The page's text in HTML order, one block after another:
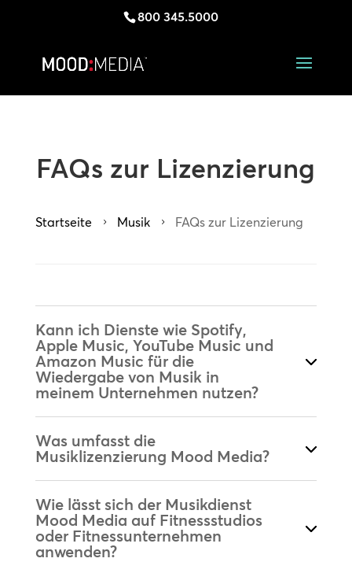
800 345.5000
FAQs zur Lizenzierung
Startseite 5 Musik 5 FAQs zur Lizenzierung
Kann ich Dienste wie Spotify,
Apple Music, YouTube Music und
Amazon Music für die
Wiedergabe von Musik in
meinem Unternehmen nutzen?
Was umfasst die
Musiklizenzierung Mood Media?
Wie lässt sich der Musikdienst
Mood Media auf Fitnessstudios
oder Fitnessunternehmen
anwenden?